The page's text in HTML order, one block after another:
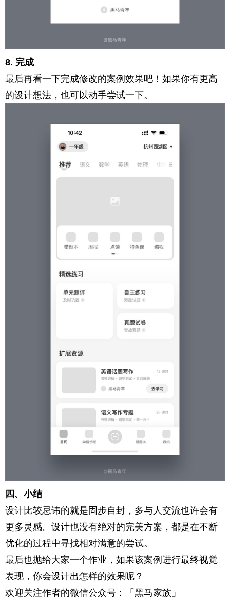
8. 完成
最后再看一下完成修改的案例效果吧！如果你有更高
的设计想法，也可以动手尝试一下。
四、小结
设计比较忌讳的就是固步自封，多与人交流也许会有
更多灵感。设计也没有绝对的完美方案，都是在不断
优化的过程中寻找相对满意的尝试。
最后也抛给大家一个作业，如果该案例进行最终视觉
表现，你会设计出怎样的效果呢？
欢迎关注作者的微信公众号：「黑马家族」